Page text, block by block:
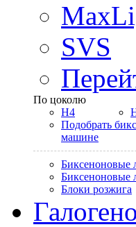
SVS
По цоколю
H4
Подобрать
машине
Биксеноновые
Биксеноновые
Блоки розжига